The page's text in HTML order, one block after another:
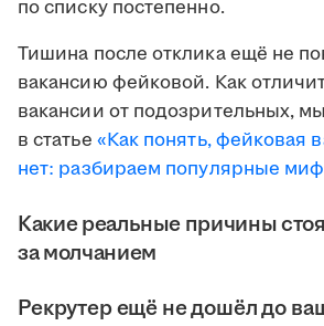
по списку постепенно.
Тишина после отклика ещё не
вакансию фейковой. Как
вакансии от подозрительных,
в статье «Как понять, фейковая
нет: разбираем популярные
Какие реальные причины
за молчанием
Рекрутер ещё не дошёл до